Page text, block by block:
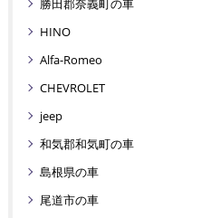
勝田郡奈義町の車
HINO
Alfa-Romeo
CHEVROLET
jeep
和気郡和気町の車
島根県の車
尾道市の車